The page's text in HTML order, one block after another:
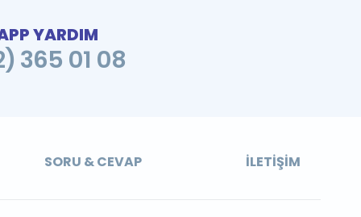
YARDIM
365 01 08
SORU & CEVAP İLETIŞIM